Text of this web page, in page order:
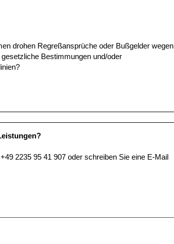
drohen Regreßansprüche oder Bußgelder wegen
Bestimmungen und/oder
2235 95 41 907 oder schreiben Sie eine E-Mail